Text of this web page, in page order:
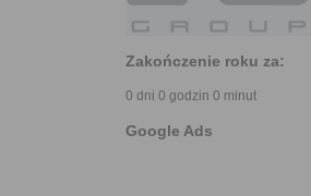
Zakończenie roku za:
0 dni 0 godzin 0 minut
Google Ads